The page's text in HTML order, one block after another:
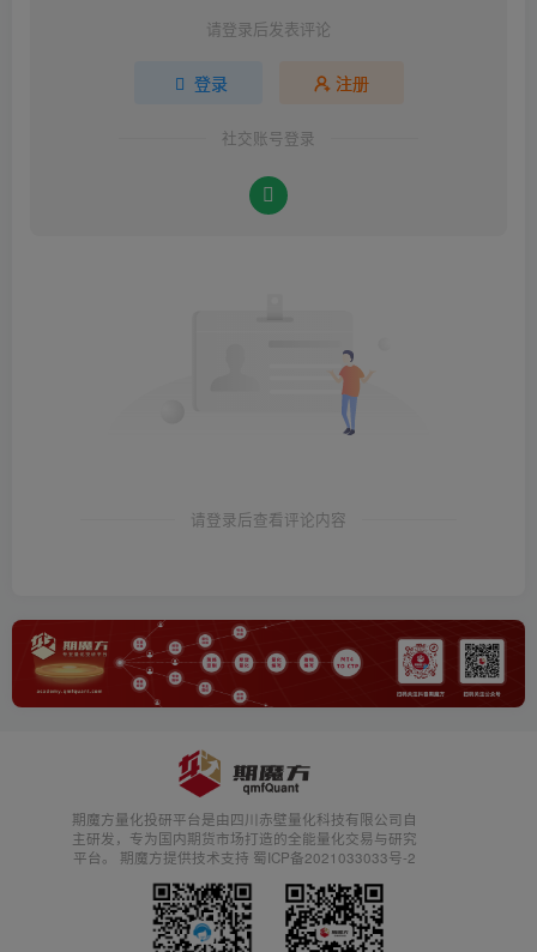
请登录后发表评论
登录 注册
社交账号登录
请登录后查看评论内容
期魔方量化投研平台是由四川赤壁量化科技有限公司自
主研发，专为国内期货市场打造的全能量化交易与研究
平台。 期魔方提供技术支持 蜀ICP备2021033033号-2